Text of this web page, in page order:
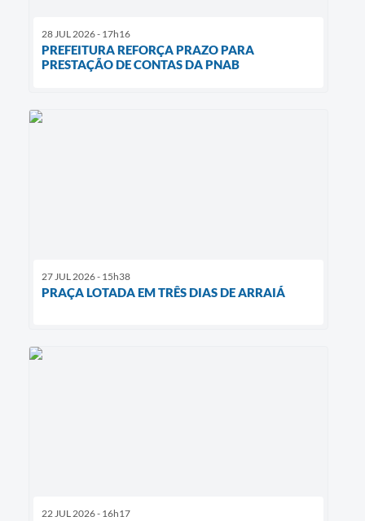
28 JUL 2026 - 17h16
PREFEITURA REFORÇA PRAZO PARA
PRESTAÇÃO DE CONTAS DA PNAB
27 JUL 2026 - 15h38
PRAÇA LOTADA EM TRÊS DIAS DE ARRAIÁ
22 JUL 2026 - 16h17